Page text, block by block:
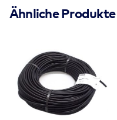
Ähnliche Produkte